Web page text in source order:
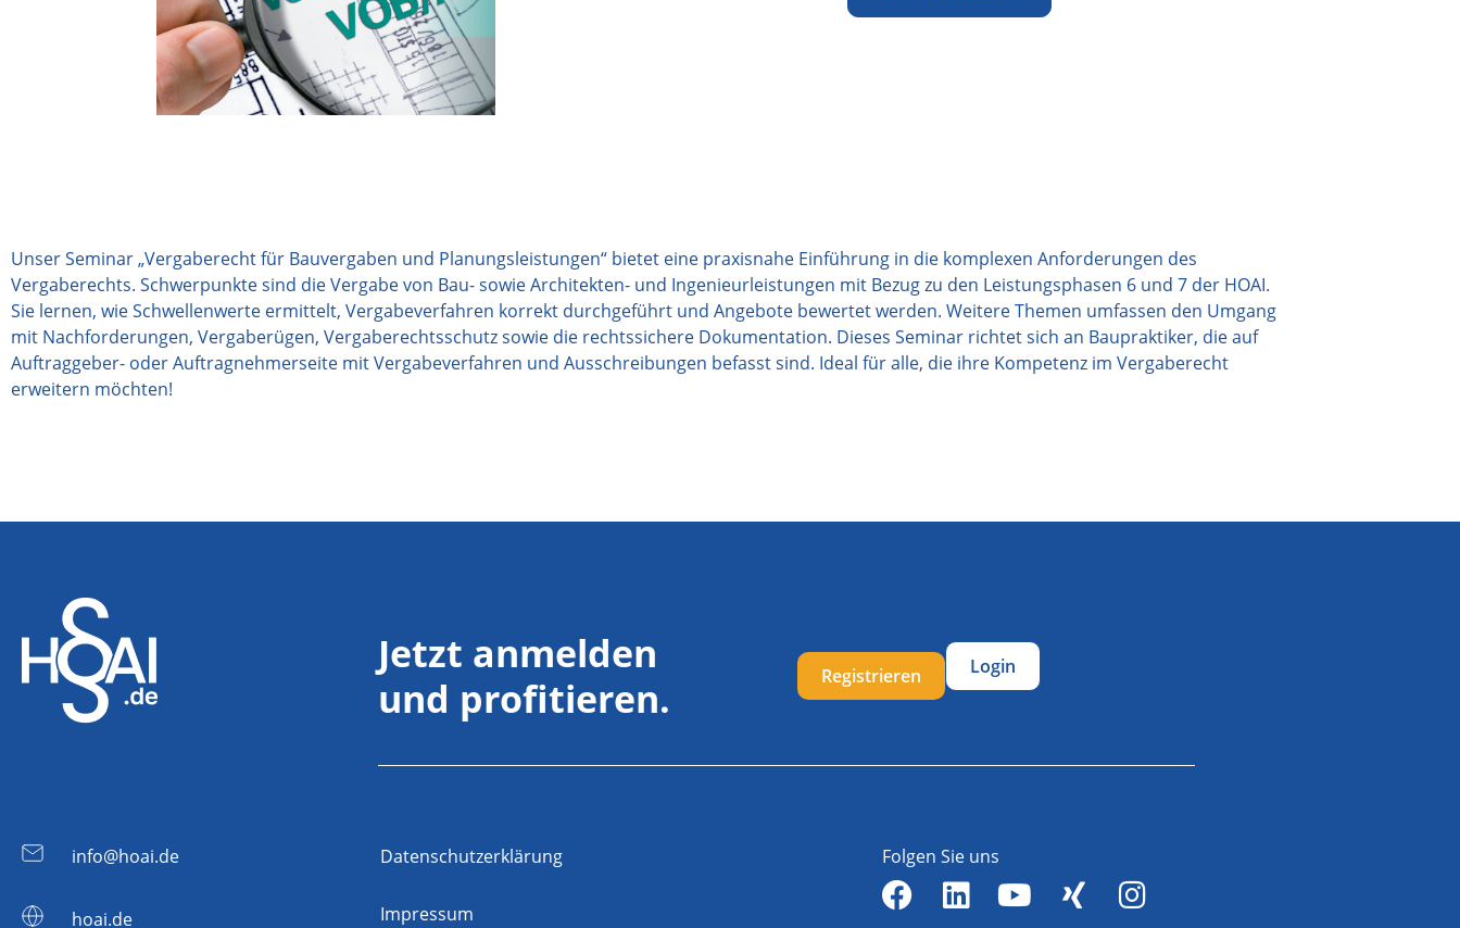
Unser Seminar „Vergaberecht für Bauvergaben und Planungsleistungen“ bietet eine praxisnahe Einführung in die komplexen Anforderungen des
Vergaberechts. Schwerpunkte sind die Vergabe von Bau- sowie Architekten- und Ingenieurleistungen mit Bezug zu den Leistungsphasen 6 und 7 der HOAI.
Sie lernen, wie Schwellenwerte ermittelt, Vergabeverfahren korrekt durchgeführt und Angebote bewertet werden. Weitere Themen umfassen den Umgang
mit Nachforderungen, Vergaberügen, Vergaberechtsschutz sowie die rechtssichere Dokumentation. Dieses Seminar richtet sich an Baupraktiker, die auf
Auftraggeber- oder Auftragnehmerseite mit Vergabeverfahren und Ausschreibungen befasst sind. Ideal für alle, die ihre Kompetenz im Vergaberecht
erweitern möchten!
Jetzt anmelden
und profitieren.
Registrieren Login
info@hoai.de
hoai.de
Datenschutzerklärung
Impressum
Folgen Sie uns